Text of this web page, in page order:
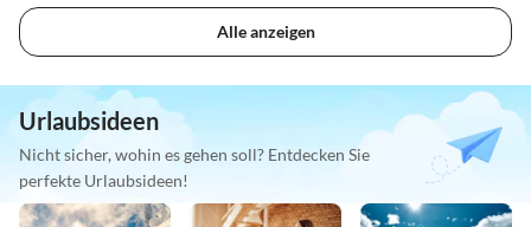
Alle anzeigen
Urlaubsideen
Nicht sicher, wohin es gehen soll? Entdecken Sie
perfekte Urlaubsideen!